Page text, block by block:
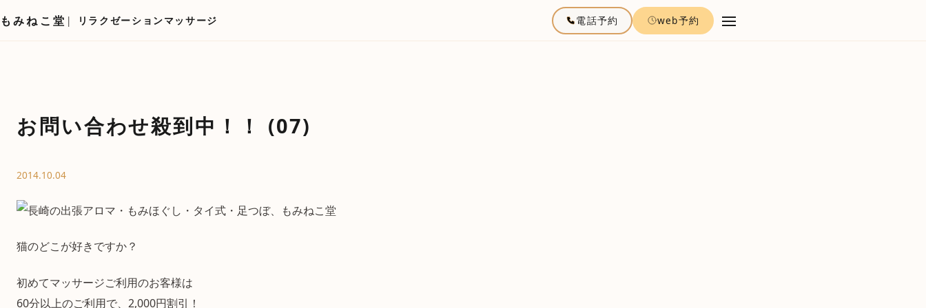
もみねこ堂 リラクゼーションマッサージ 電話予約 web予約
お問い合わせ殺到中！！ (07)
2014.10.04
猫のどこが好きですか？
初めてマッサージご利用のお客様は
60分以上のご利用で、2,000円割引！